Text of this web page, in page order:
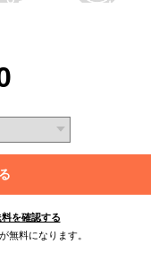
料を確認する
無料になります。